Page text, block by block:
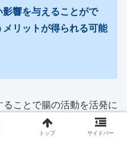
響を与えることがで
メリットが得られる可能
ことで腸の活動を活発に
用があるからだといわれ
トップ サイドバー